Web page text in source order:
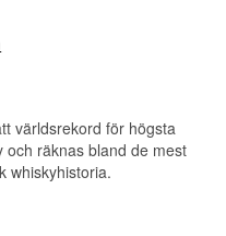
världsrekord för högsta
och räknas bland de mest
whiskyhistoria.